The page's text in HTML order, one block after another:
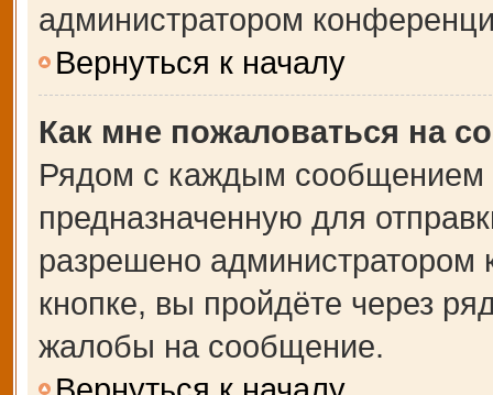
администратором
Вернуться к началу
Как мне пожаловаться на
Рядом с каждым сообщением
предназначенную для
разрешено
кнопке, вы пройдёте через
жалобы на сообщение.